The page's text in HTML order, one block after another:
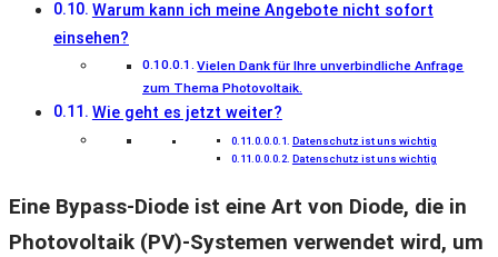
Warum kann ich meine Angebote nicht sofort
einsehen?
Vielen Dank für Ihre unverbindliche Anfrage
zum Thema Photovoltaik.
Wie geht es jetzt weiter?
Datenschutz ist uns wichtig
Datenschutz ist uns wichtig
Eine Bypass-Diode ist eine Art von Diode, die in
Photovoltaik (PV)-Systemen verwendet wird, um